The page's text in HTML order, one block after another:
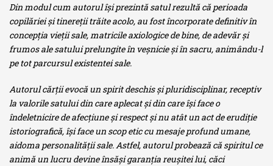
Din modul cum autorul îşi prezintă satul rezultă că perioada
copilăriei şi tinereţii trăite acolo, au fost încorporate definitiv în
concepţia vieţii sale, matricile axiologice de bine, de adevăr şi
frumosale satului prelungite în veşnicie şi în sacru, animându-l
pe tot parcursul existentei sale.
Autorul cărţii evocă un spirit deschis şi pluridisciplinar, receptiv
la valorile satului din care aplecat şi din care îşi face o
îndeletnicire de afecţiune şi respect şi nu atât un act de erudiţie
istoriografică, îşi face un scop etic cu mesaje profund umane,
aidoma personalităţii sale. Astfel, autorul probează că spiritul ce
animă un lucru devine însăşi garanţia reuşitei lui, căci